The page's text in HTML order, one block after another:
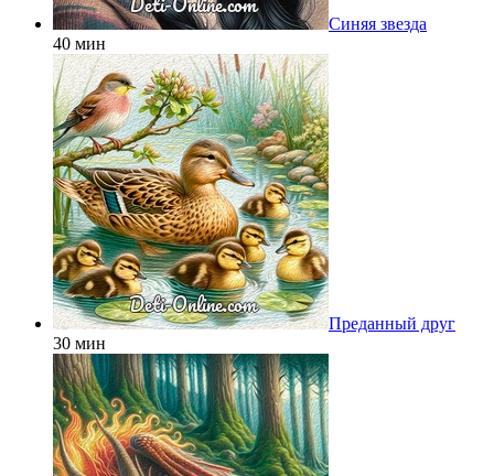
Синяя звезда
40 мин
Преданный друг
30 мин